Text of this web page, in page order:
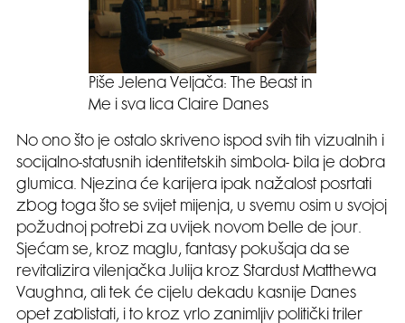
Piše Jelena Veljača: The Beast in
Me i sva lica Claire Danes
No ono što je ostalo skriveno ispod svih tih vizualnih i
socijalno-statusnih identitetskih simbola- bila je dobra
glumica. Njezina će karijera ipak nažalost posrtati
zbog toga što se svijet mijenja, u svemu osim u svojoj
požudnoj potrebi za uvijek novom belle de jour.
Sjećam se, kroz maglu, fantasy pokušaja da se
revitalizira vilenjačka Julija kroz Stardust Matthewa
Vaughna, ali tek će cijelu dekadu kasnije Danes
opet zablistati, i to kroz vrlo zanimljiv politički triler